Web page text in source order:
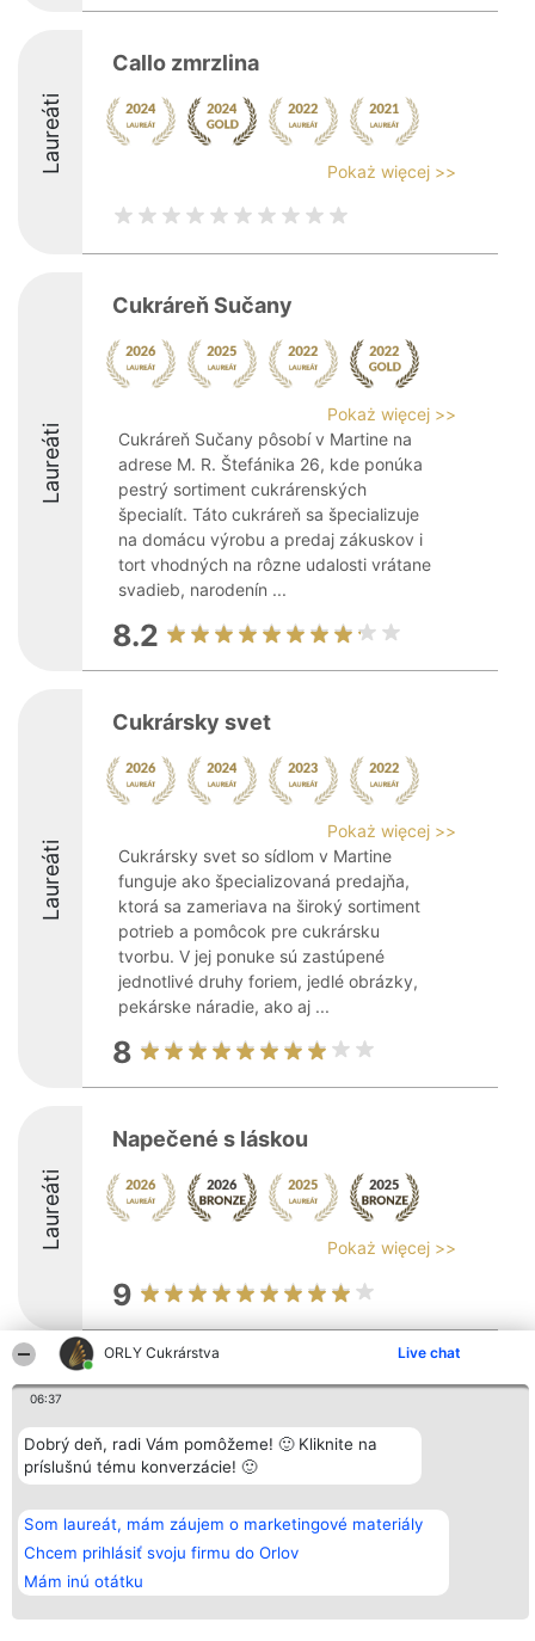
ORLY Cukrárstva Live chat
06:37
Dobrý deň, radi Vám pomôžeme! 🙂 Kliknite na
príslušnú tému konverzácie! 🙂
Som laureát, mám záujem o marketingové materiály
Chcem prihlásiť svoju firmu do Orlov
Mám inú otátku
Laureáti
Callo zmrzlina
Pokaż więcej >>
Laureáti
Cukráreň Sučany
Pokaż więcej >>
Cukráreň Sučany pôsobí v Martine na
adrese M. R. Štefánika 26, kde ponúka
pestrý sortiment cukrárenských
špecialít. Táto cukráreň sa špecializuje
na domácu výrobu a predaj zákuskov i
tort vhodných na rôzne udalosti vrátane
svadieb, narodenín ...
8.2
Laureáti
Cukrársky svet
Pokaż więcej >>
Cukrársky svet so sídlom v Martine
funguje ako špecializovaná predajňa,
ktorá sa zameriava na široký sortiment
potrieb a pomôcok pre cukrársku
tvorbu. V jej ponuke sú zastúpené
jednotlivé druhy foriem, jedlé obrázky,
pekárske náradie, ako aj ...
8
Laureáti
Napečené s láskou
Pokaż więcej >>
9
Bright Side Solutions sp. z o.
ul. Ruska 22
Wrocław 50-079
KRS 0000749100 | Regon
381313360 | NIP 8943132676
wszystkich
Laureatów
Podmienky
Obchodné
Zásady
osobných